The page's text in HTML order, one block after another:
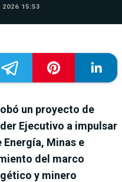
2026 15:53
un proyecto de
Ejecutivo a impulsar
Minas e
del marco
y minero